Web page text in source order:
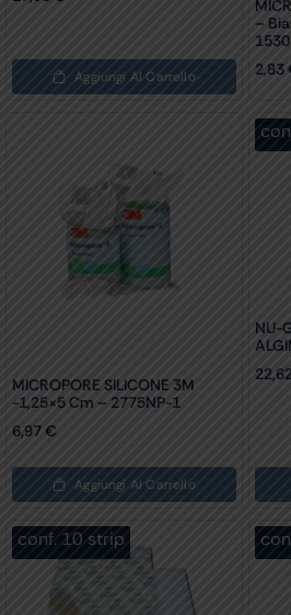
Aggiungi Al Carrello
–
2,83
MICROPORE SILICONE 3M
-1,25×5 Cm – 2775NP-1
6,97€
Aggiungi Al Carrello
NU-
conf. 10 strip